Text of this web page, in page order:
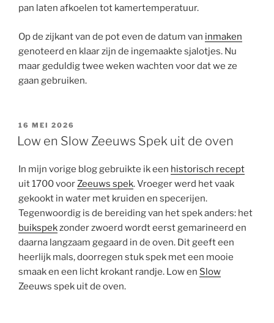
pan laten afkoelen tot kamertemperatuur.
Op de zijkant van de pot even de datum van inmaken
genoteerd en klaar zijn de ingemaakte sjalotjes. Nu
maar geduldig twee weken wachten voor dat we ze
gaan gebruiken.
GEPLAATST
OP
16 MEI 2026
Low en Slow Zeeuws Spek uit de oven
In mijn vorige blog gebruikte ik een historisch recept
uit 1700 voorZeeuws spek. Vroeger werd het vaak
gekookt in water met kruiden en specerijen.
Tegenwoordig is de bereiding van het spek anders: het
buikspekzonder zwoerd wordt eerst gemarineerd en
daarna langzaam gegaard in de oven. Dit geeft een
heerlijk mals, doorregen stuk spek met een mooie
smaak en een licht krokant randje. Low en Slow
Zeeuws spek uit de oven.